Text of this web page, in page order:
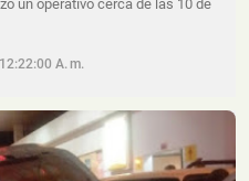
un operativo cerca de las 10 de
A. M.